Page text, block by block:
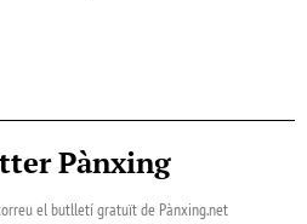
Pànxing
el butlletí gratuït de Pànxing.net​